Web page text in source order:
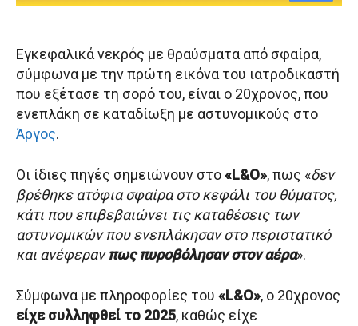
Εγκεφαλικά νεκρός με θραύσματα από σφαίρα,
σύμφωνα με την πρώτη εικόνα του ιατροδικαστή
που εξέτασε τη σορό του, είναι ο 20χρονος, που
ενεπλάκη σε καταδίωξη με αστυνομικούς στο
Άργος.
Οι ίδιες πηγές σημειώνουν στο«L&O», πως «δεν
βρέθηκε ατόφια σφαίρα στο κεφάλι του θύματος,
κάτι που επιβεβαιώνει τις καταθέσεις των
αστυνομικών που ενεπλάκησαν στο περιστατικό
και ανέφερανπως πυροβόλησαν στον αέρα».
Σύμφωνα με πληροφορίες του «L&O», ο 20χρονος
είχε συλληφθεί το 2025, καθώς είχε